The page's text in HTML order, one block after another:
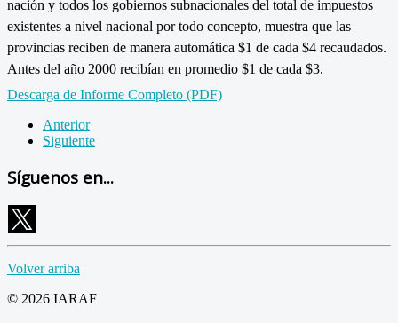
nación y todos los gobiernos subnacionales del total de impuestos
existentes a nivel nacional por todo concepto, muestra que las
provincias reciben de manera automática $1 de cada $4 recaudados.
Antes del año 2000 recibían en promedio $1 de cada $3.
Descarga de Informe Completo (PDF)
Anterior
Siguiente
Síguenos en...
Volver arriba
© 2026 IARAF